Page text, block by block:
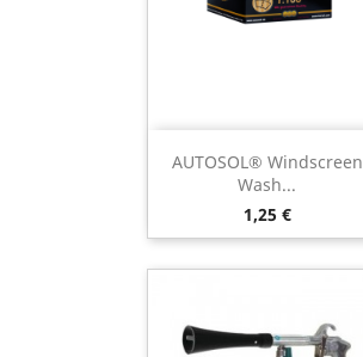
AUTOSOL® Windscreen
Wash...
Preço
1,25 €